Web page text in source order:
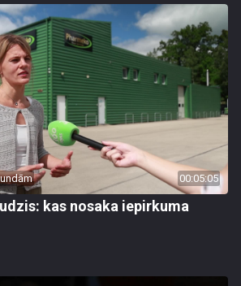
00:05:05
kas nosaka iepirkuma